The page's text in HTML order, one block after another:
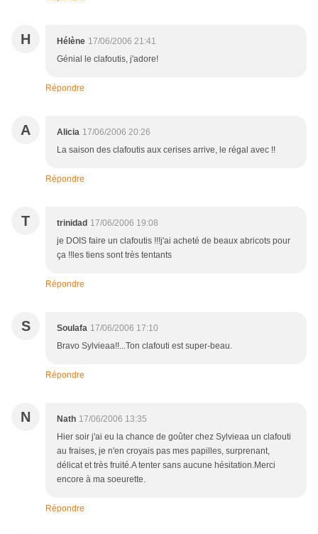
H Hélène 17/06/2006 21:41
Génial le clafoutis, j'adore!
Répondre
A Alicia 17/06/2006 20:26
La saison des clafoutis aux cerises arrive, le régal avec !!
Répondre
T trinidad 17/06/2006 19:08
je DOIS faire un clafoutis !!!j'ai acheté de beaux abricots pour
ça !!les tiens sont très tentants
Répondre
S Soulafa 17/06/2006 17:10
Bravo Sylvieaa!!...Ton clafouti est super-beau.
Répondre
N Nath 17/06/2006 13:35
Hier soir j'ai eu la chance de goûter chez Sylvieaa un clafouti
au fraises, je n'en croyais pas mes papilles, surprenant,
délicat et très fruité.A tenter sans aucune hésitation.Merci
encore à ma soeurette.
Répondre